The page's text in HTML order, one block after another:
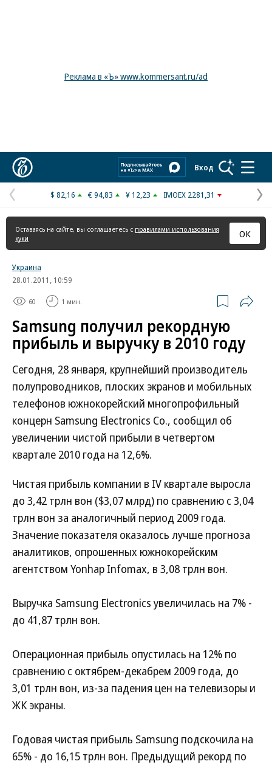
Реклама в «Ъ» www.kommersant.ru/ad
Вход
Предыдущая
страница
$ 82,16 € 94,83 ¥ 12,23 IMOEX 2281,31
Оставаясь на сайте, вы соглашаетесь с правилами использования
куки
ОК
Украина
28.01.2011, 10:59
60 1 мин.
Samsung получил рекордную
прибыль и выручку в 2010 году
Сегодня, 28 января, крупнейший производитель
полупроводников, плоских экранов и мобильных
телефонов южнокорейский многопрофильный
концерн Samsung Electronics Co., сообщил об
увеличении чистой прибыли в четвертом
квартале 2010 года на 12,6%.
Чистая прибыль компании в IV квартале выросла
до 3,42 трлн вон ($3,07 млрд) по сравнению с 3,04
трлн вон за аналогичный период 2009 года.
Значение показателя оказалось лучше прогноза
аналитиков, опрошенных южнокорейским
агентством Yonhap Infomax, в 3,08 трлн вон.
Выручка Samsung Electronics увеличилась на 7% -
до 41,87 трлн вон.
Операционная прибыль опустилась на 12% по
сравнению с октябрем-декабрем 2009 года, до
3,01 трлн вон, из-за падения цен на телевизоры и
ЖК экраны.
Годовая чистая прибыль Samsung подскочила на
65% - до 16,15 трлн вон. Предыдущий рекорд по